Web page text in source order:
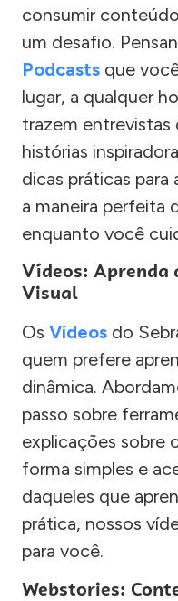
consumir
um desafio.
Podcasts que
lugar, a qualquer
trazem entrevistas
histórias
dicas práticas para
a maneira perfeita
enquanto você
Vídeos: Aprenda
Visual
Os Vídeos do
quem prefere
dinâmica.
passo sobre
explicações sobre
forma simples e
daqueles que
prática, nossos
para você.
Webstories: